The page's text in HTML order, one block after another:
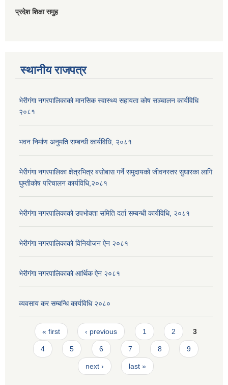
प्रदेश शिक्षा समुह
स्थानीय राजपत्र
भेरीगंगा नगरपालिकाको मानसिक स्वास्थ्य सहायता कोष सञ्चालन कार्यविधि
२०८१
भवन निर्माण अनुमति सम्बन्धी कार्यविधि, २०८१
भेरीगंगा नगरपालिका क्षेत्रभित्र बसोबास गर्ने समुदायको जीवनस्तर सुधारका लागि
घुम्तीकोष परिचालन कार्यविधि,२०८१
भेरीगंगा नगरपालिकाको उपभोक्ता समिति दर्ता सम्बन्धी कार्यविधि, २०८१
भेरीगंगा नगरपालिकाको विनियोजन ऐन २०८१
भेरीगंगा नगरपालिकाको आर्थिक ऐन २०८१
व्यवसाय कर सम्बन्धि कार्यविधि २०८०
Pages
« first ‹ previous 1 2 3
4 5 6 7 8 9
next › last »